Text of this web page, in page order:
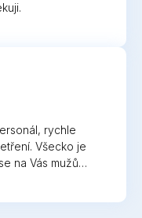
rychle
Všecko je
na Vás mužů